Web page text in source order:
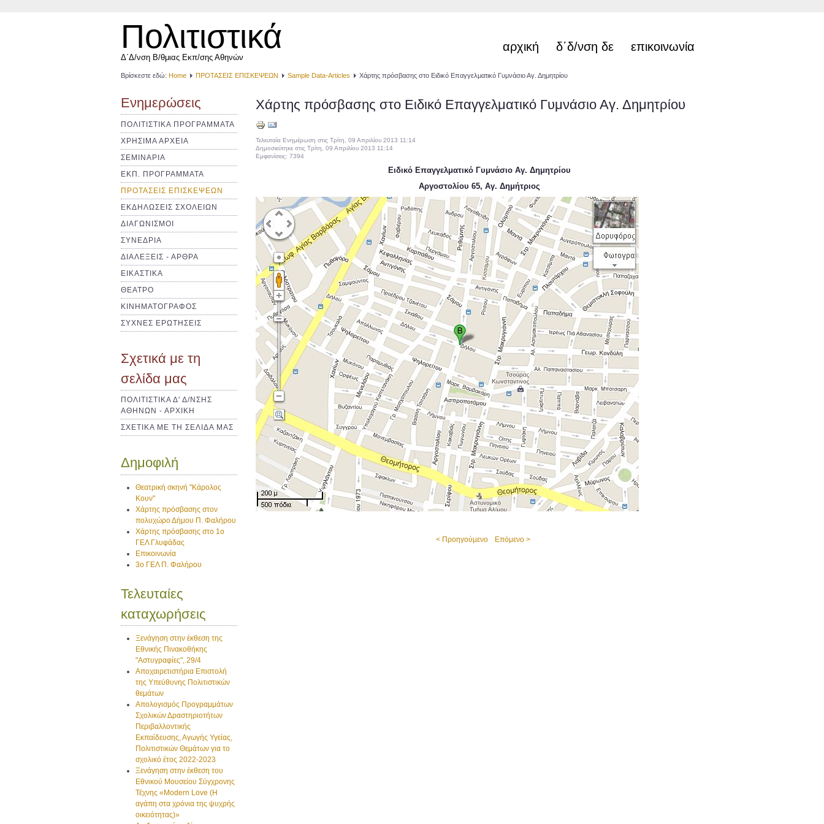
Πολιτιστικά
Δ΄Δ/νση Β/θμιας Εκπ/σης Αθηνών
αρχική δ΄δ/νση δε επικοινωνία
Βρίσκεστε εδώ: Home ΠΡΟΤΑΣΕΙΣ ΕΠΙΣΚΕΨΕΩΝ Sample Data-Articles Χάρτης πρόσβασης στο Ειδικό Επαγγελματικό Γυμνάσιο Αγ. Δημητρίου
Ενημερώσεις
ΠΟΛΙΤΙΣΤΙΚΑ ΠΡΟΓΡΑΜΜΑΤΑ
ΧΡΗΣΙΜΑ ΑΡΧΕΙΑ
ΣΕΜΙΝΑΡΙΑ
ΕΚΠ. ΠΡΟΓΡΑΜΜΑΤΑ
ΠΡΟΤΑΣΕΙΣ ΕΠΙΣΚΕΨΕΩΝ
ΕΚΔΗΛΩΣΕΙΣ ΣΧΟΛΕΙΩΝ
ΔΙΑΓΩΝΙΣΜΟΙ
ΣΥΝΕΔΡΙΑ
ΔΙΑΛΕΞΕΙΣ - ΑΡΘΡΑ
ΕΙΚΑΣΤΙΚΑ
ΘΕΑΤΡΟ
ΚΙΝΗΜΑΤΟΓΡΑΦΟΣ
ΣΥΧΝΕΣ ΕΡΩΤΗΣΕΙΣ
Σχετικά με τη
σελίδα μας
ΠΟΛΙΤΙΣΤΙΚΑ Δ' Δ/ΝΣΗΣ
ΑΘΗΝΩΝ - ΑΡΧΙΚΗ
ΣΧΕΤΙΚΑ ΜΕ ΤΗ ΣΕΛΙΔΑ ΜΑΣ
Δημοφιλή
Θεατρική σκηνή "Κάρολος
Κουν"
Χάρτης πρόσβασης στον
πολυχώρο Δήμου Π. Φαλήρου
Χάρτης πρόσβασης στο 1ο
ΓΕΛ Γλυφάδας
Επικοινωνία
3ο ΓΕΛ Π. Φαλήρου
Τελευταίες
καταχωρήσεις
Ξενάγηση στην έκθεση της
Εθνικής Πινακοθήκης
"Αστυγραφίες", 29/4
Αποχαιρετιστήρια Επιστολή
της Υπεύθυνης Πολιτιστικών
θεμάτων
Απολογισμός Προγραμμάτων
Σχολικών Δραστηριοτήτων
Περιβαλλοντικής
Εκπαίδευσης, Αγωγής Υγείας,
Πολιτιστικών Θεμάτων για το
σχολικό έτος 2022-2023
Ξενάγηση στην έκθεση του
Εθνικού Μουσείου Σύγχρονης
Τέχνης «Modern Love (H
αγάπη στα χρόνια της ψυχρής
οικειότητας)»
Χάρτης πρόσβασης στο Ειδικό Επαγγελματικό Γυμνάσιο Αγ. Δημητρίου
Τελευταία Ενημέρωση στις Τρίτη, 09 Απριλίου 2013 11:14
Δημοσιεύτηκε στις Τρίτη, 09 Απριλίου 2013 11:14
Εμφανίσεις: 7394
Ειδικό Επαγγελματικό Γυμνάσιο Αγ. Δημητρίου
Αργοστολίου 65, Αγ. Δημήτριος
< Προηγούμενο Επόμενο >